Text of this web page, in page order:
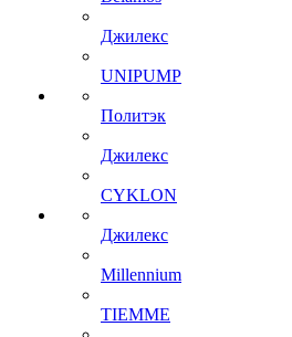
Джилекс
UNIPUMP
Политэк
Джилекс
CYKLON
Джилекс
Millennium
TIEMME